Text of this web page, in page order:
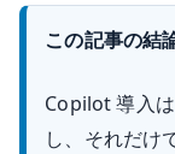
この記事の結
Copilot 導入
し、それだけ